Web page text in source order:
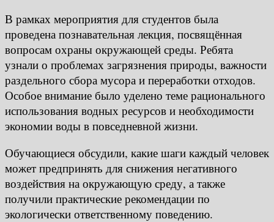
В рамках мероприятия для студентов была
проведена познавательная лекция, посвящённая
вопросам охраны окружающей среды. Ребята
узнали о проблемах загрязнения природы, важности
раздельного сбора мусора и переработки отходов.
Особое внимание было уделено теме рационального
использования водных ресурсов и необходимости
экономии воды в повседневной жизни.
Обучающиеся обсудили, какие шаги каждый человек
может предпринять для снижения негативного
воздействия на окружающую среду, а также
получили практические рекомендации по
экологически ответственному поведению.